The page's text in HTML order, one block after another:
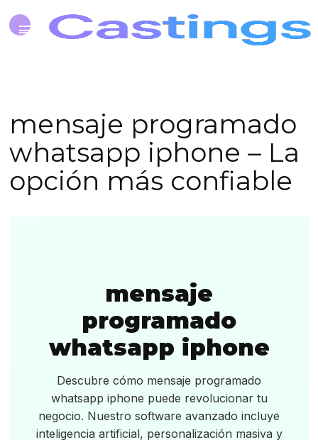
mensaje programado
whatsapp iphone – La
opción más confiable
mensaje
programado
whatsapp iphone
Descubre cómo mensaje programado
whatsapp iphone puede revolucionar tu
negocio. Nuestro software avanzado incluye
inteligencia artificial, personalización masiva y